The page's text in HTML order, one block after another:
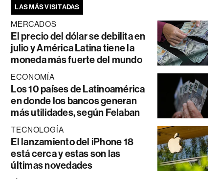
LAS MÁS VISITADAS
MERCADOS
El precio del dólar se debilita en
julio y América Latina tiene la
moneda más fuerte del mundo
ECONOMÍA
Los 10 países de Latinoamérica
en donde los bancos generan
más utilidades, según Felaban
TECNOLOGÍA
El lanzamiento del iPhone 18
está cerca y estas son las
últimas novedades